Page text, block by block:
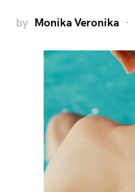
by Monika Veronika